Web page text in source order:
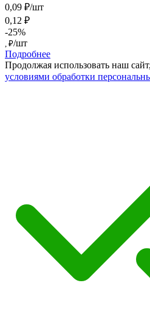
0,09 ₽/шт
0,12 ₽
-25%
, ₽/шт
Подробнее
Продолжая использовать наш
условиями обработки